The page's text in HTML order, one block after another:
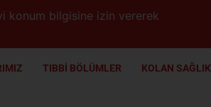
konum bilgisine izin vererek
TIBBİ BÖLÜMLER KOLAN SAĞLIK